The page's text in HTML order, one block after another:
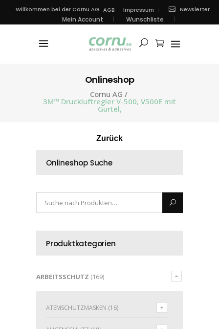
Willkommen bei der Cornu AG. AGB Impressum Newsletter
Mein Account Wunschliste
Onlineshop
Cornu AG /
3M™ Druckluftregler V-500, V500E mit
Gürtel,
Zurück
Onlineshop Suche
Produktkategorien
ARBEITSSCHUTZ (169)
ATEMSCHUTZMASKEN (16)